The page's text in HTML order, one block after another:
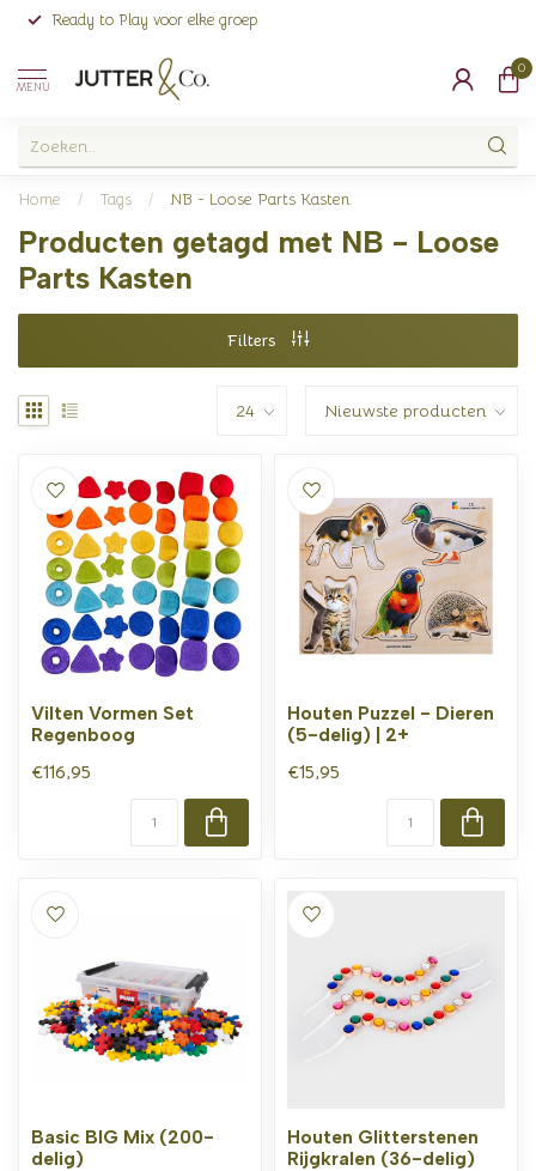
Ready to Play voor elke groep
MENU
0
Home / Tags / NB - Loose Parts Kasten
Producten getagd met NB - Loose
Parts Kasten
Filters
Vilten Vormen Set
Regenboog
€116,95
Houten Puzzel - Dieren
(5-delig) | 2+
€15,95
Basic BIG Mix (200-
delig)
Houten Glitterstenen
Rijgkralen (36-delig)